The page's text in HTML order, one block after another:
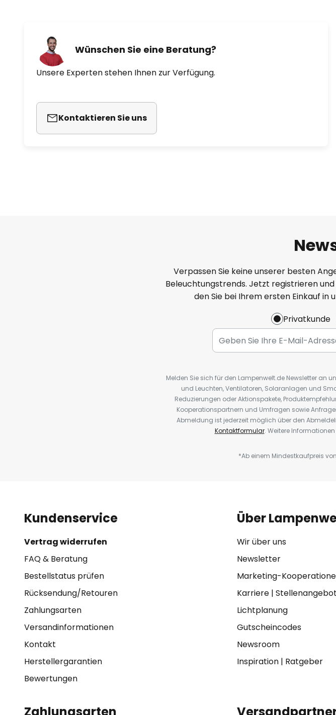
Wünschen Sie eine Beratung?
Unsere Experten stehen Ihnen zur Verfügung.
Kontaktieren Sie uns
Verpassen Sie keine unserer besten
Beleuchtungstrends. Jetzt registrieren
den Sie bei Ihrem ersten Einkauf in
Privatkunde
Melden Sie sich für den Lampenwelt.de Newsletter an
und Leuchten, Ventilatoren, Solaranlagen und
Reduzierungen oder Aktionspakete,
Kooperationspartnern und Umfragen sowie
Abmeldung ist jederzeit möglich über den
Kontaktformular. Weitere
*Ab einem Mindestkaufpreis
Kundenservice
Vertrag widerrufen
FAQ & Beratung
Bestellstatus prüfen
Rücksendung/Retouren
Zahlungsarten
Versandinformationen
Kontakt
Herstellergarantien
Bewertungen
Über
Wir über uns
Newsletter
Marketing-
Karriere|
Lichtplanung
Gutscheincodes
Newsroom
Inspiration| Ratgeber